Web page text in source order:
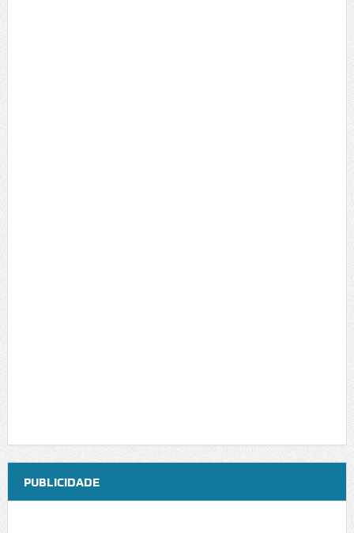
PUBLICIDADE